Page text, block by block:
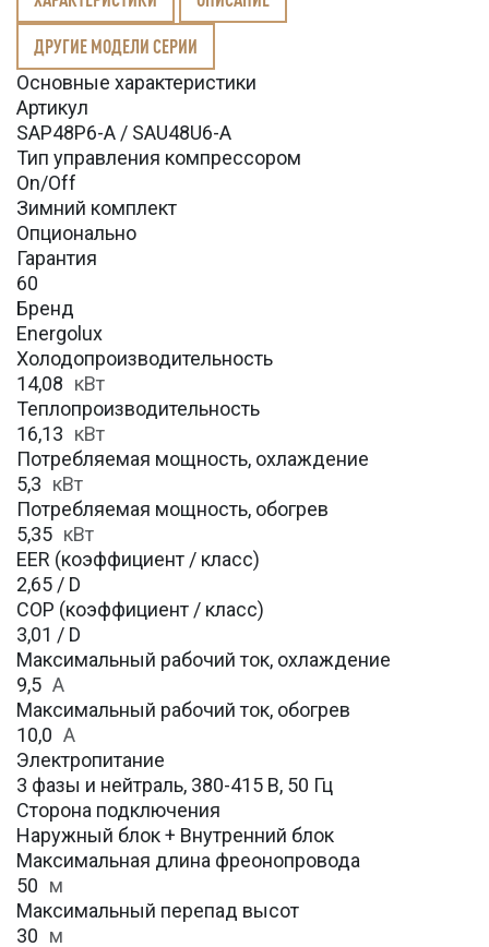
ДРУГИЕ МОДЕЛИ СЕРИИ
Основные характеристики
Артикул
SAP48P6-A / SAU48U6-A
Тип управления компрессором
On/Off
Зимний комплект
Опционально
Гарантия
60
Бренд
Energolux
Холодопроизводительность
14,08 кВт
Теплопроизводительность
16,13 кВт
Потребляемая мощность, охлаждение
5,3 кВт
Потребляемая мощность, обогрев
5,35 кВт
EER (коэффициент / класс)
2,65 / D
COP (коэффициент / класс)
3,01 / D
Максимальный рабочий ток, охлаждение
9,5 A
Максимальный рабочий ток, обогрев
10,0 А
Электропитание
3 фазы и нейтраль, 380-415 В, 50 Гц
Сторона подключения
Наружный блок + Внутренний блок
Максимальная длина фреонопровода
50 м
Максимальный перепад высот
30 м